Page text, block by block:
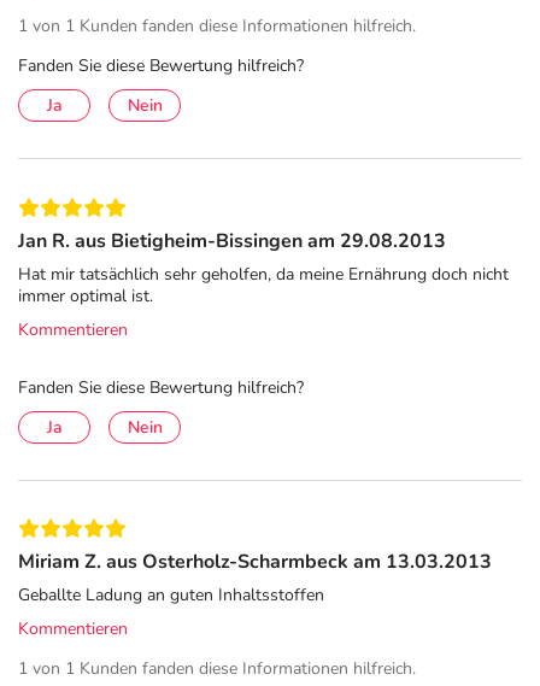
1 von 1 Kunden fanden diese Informationen hilfreich.
Fanden Sie diese Bewertung hilfreich?
Ja
Nein
Jan R. aus Bietigheim-Bissingen am 29.08.2013
Hat mir tatsächlich sehr geholfen, da meine Ernährung doch nicht
immer optimal ist.
Kommentieren
Fanden Sie diese Bewertung hilfreich?
Ja
Nein
Miriam Z. aus Osterholz-Scharmbeck am 13.03.2013
Geballte Ladung an guten Inhaltsstoffen
Kommentieren
1 von 1 Kunden fanden diese Informationen hilfreich.